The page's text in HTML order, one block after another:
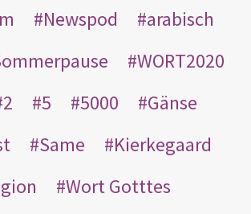
Newspod
arabisch
WORT2020
2 5 5000
Gänse
Same
Kierkegaard
Wort Gotttes